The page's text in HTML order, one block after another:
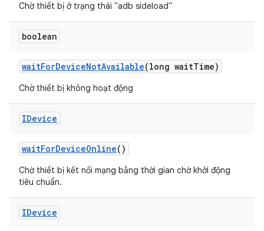
Chờ thiết bị ở trạng thái "adb sideload"
boolean
waitForDeviceNotAvailable(long waitTime)
Chờ thiết bị không hoạt động
IDevice
waitForDeviceOnline()
Chờ thiết bị kết nối mạng bằng thời gian chờ khởi động
tiêu chuẩn.
IDevice